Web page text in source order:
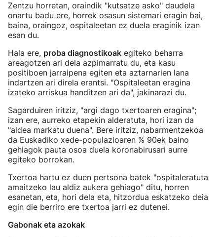
Zentzu horretan, oraindik "kutsatze asko" daudela
onartu badu ere, horrek osasun sistemari eragin bai,
baina, oraingoz, ospitaleetan ez duela eraginik izan
esan du.
Hala ere, proba diagnostikoak egiteko beharra
areagotzen ari dela azpimarratu du, eta kasu
positiboen jarraipena egiten eta aztarnarien lana
indartzen ari direla erantsi. "Ospitaleetan eragina
izateko arriskua handitzen ari da", jakinarazi du.
Sagarduiren iritziz, "argi dago txertoaren eragina";
izan ere, aurreko etapekin alderatuta, hori izan da
"aldea markatu duena". Bere iritziz, nabarmentzekoa
da Euskadiko xede-populazioaren % 90ek baino
gehiagok pauta osoa duela koronabirusari aurre
egiteko borrokan.
Txertoa hartu ez duen pertsona batek "ospitaleratuta
amaitzeko lau aldiz aukera gehiago" ditu, horren
esanetan, eta, hori dela eta, hitzordua eskatzeko deia
egin die berriro ere txertoa jarri ez dutenei.
Gabonak eta azokak